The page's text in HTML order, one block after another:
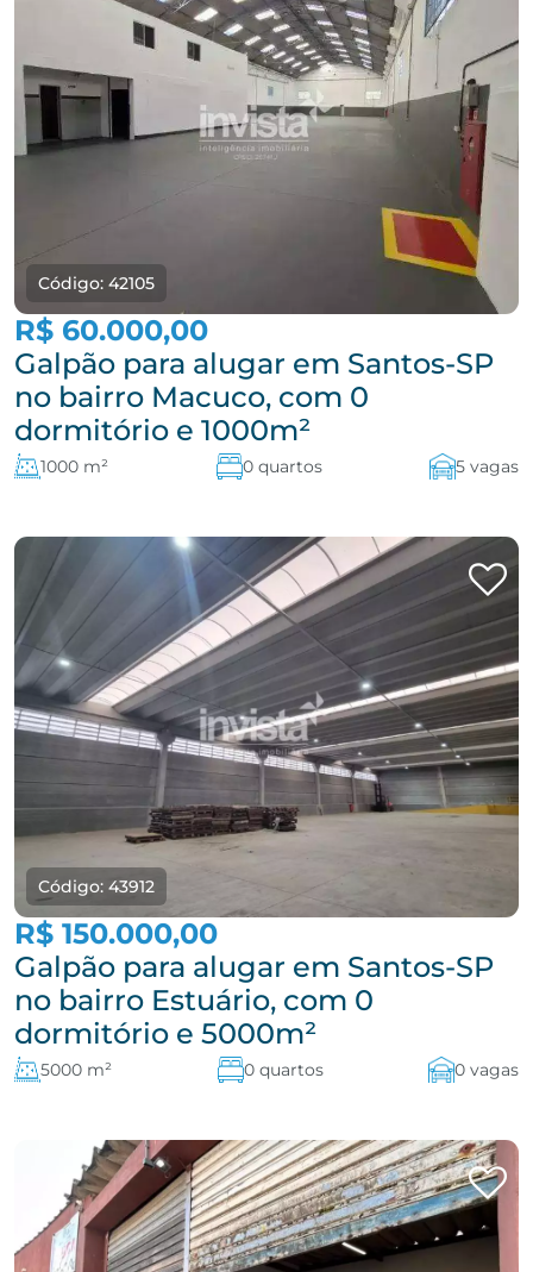
Código: 42105
R$ 60.000,00
Galpão para alugar em Santos-SP
no bairro Macuco, com 0
dormitório e 1000m²
1000 m² 0 quartos 5 vagas
Código: 43912
R$ 150.000,00
Galpão para alugar em Santos-SP
no bairro Estuário, com 0
dormitório e 5000m²
5000 m² 0 quartos 0 vagas